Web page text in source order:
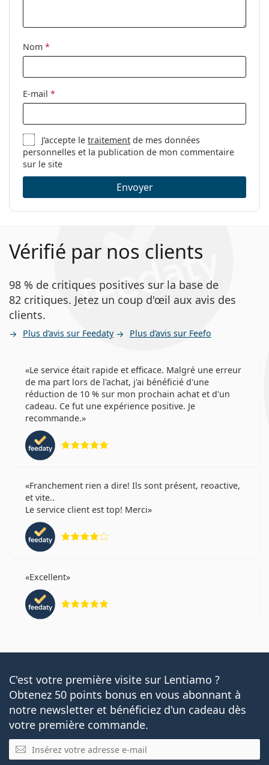
Autres
Sexe:
Marque:
Nom *
E-mail *
J’accepte letraitement de mes données
personnelles et la publication de mon commentaire
sur le site
Envoyer
Vérifié par nos clients
98 % de critiques positives sur la base de
82 critiques. Jetez un coup d'œil aux avis des
clients.
Plus d’avis sur Feedaty Plus d’avis sur Feefo
Le service était rapide et efficace. Malgré une erreur
de ma part lors de l'achat, j'ai bénéficié d'une
réduction de 10 % sur mon prochain achat et d'un
cadeau. Ce fut une expérience positive. Je
recommande.
Franchement rien a dire! Ils sont présent, reoactive,
et vite..
Le service client est top! Merci
Excellent
C'est votre première visite sur Lentiamo ?
Obtenez 50 points bonus en vous abonnant à
notre newsletter et bénéficiez d'un cadeau dès
votre première commande.
E-mail